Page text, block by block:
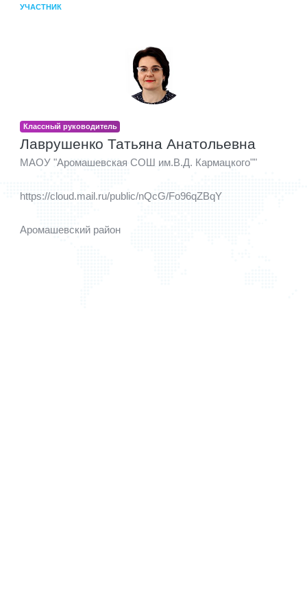
УЧАСТНИК
Классный руководитель
Лаврушенко Татьяна Анатольевна
МАОУ "Аромашевская СОШ им.В.Д. Кармацкого""
https://cloud.mail.ru/public/nQcG/Fo96qZBqY
Аромашевский район